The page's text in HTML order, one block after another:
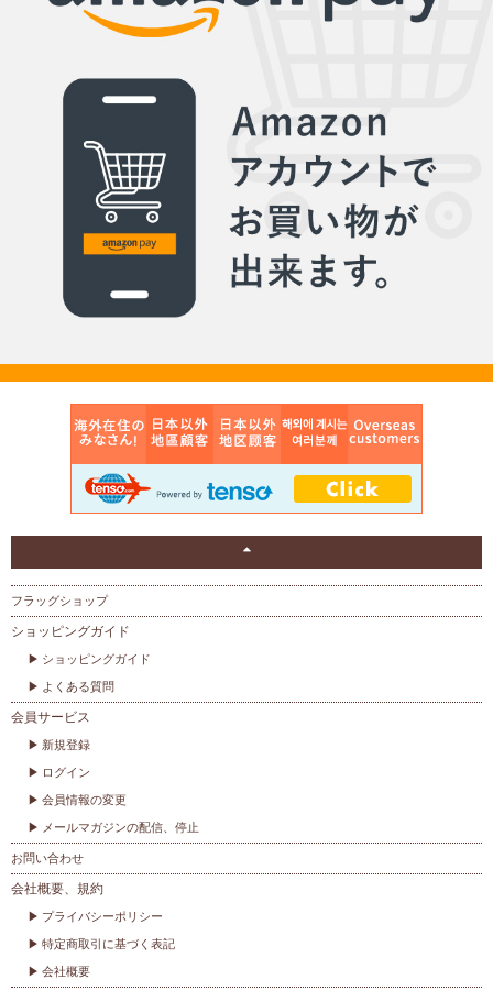
フラッグショップ
ショッピングガイド
ショッピングガイド
よくある質問
会員サービス
新規登録
ログイン
会員情報の変更
メールマガジンの配信、停止
お問い合わせ
会社概要、規約
プライバシーポリシー
特定商取引に基づく表記
会社概要